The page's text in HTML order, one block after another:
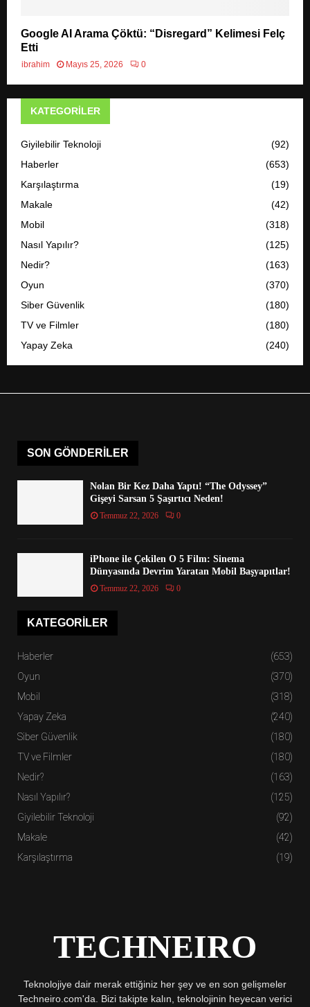
Google AI Arama Çöktü: “Disregard” Kelimesi Felç
Etti
ibrahim Mayıs 25, 2026 0
KATEGORILER
Giyilebilir Teknoloji
(92)
Haberler
(653)
Karşılaştırma
(19)
Makale
(42)
Mobil
(318)
Nasıl Yapılır?
(125)
Nedir?
(163)
Oyun
(370)
Siber Güvenlik
(180)
TV ve Filmler
(180)
Yapay Zeka
(240)
SON GÖNDERILER
Nolan Bir Kez Daha Yaptı! “The Odyssey”
Gişeyi Sarsan 5 Şaşırtıcı Neden!
Temmuz 22, 2026 0
iPhone ile Çekilen O 5 Film: Sinema
Dünyasında Devrim Yaratan Mobil Başyapıtlar!
Temmuz 22, 2026 0
KATEGORILER
Haberler
(653)
Oyun
(370)
Mobil
(318)
Yapay Zeka
(240)
Siber Güvenlik
(180)
TV ve Filmler
(180)
Nedir?
(163)
Nasıl Yapılır?
(125)
Giyilebilir Teknoloji
(92)
Makale
(42)
Karşılaştırma
(19)
TECHNEIRO
Teknolojiye dair merak ettiğiniz her şey ve en son gelişmeler
Techneiro.com'da. Bizi takipte kalın, teknolojinin heyecan verici